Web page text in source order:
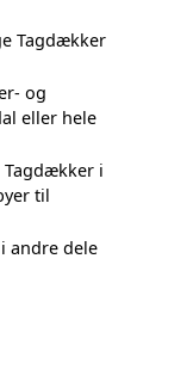
Tagdækker
og
eller hele
i
til
andre dele